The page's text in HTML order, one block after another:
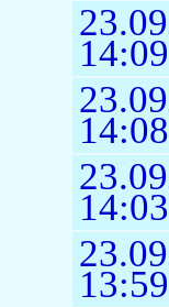
14:09
14:08
14:03
13:59